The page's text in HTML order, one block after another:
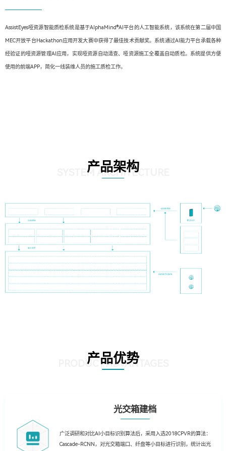
AssistEyes哑资源智能质检系统是基于AlphaMind®AI平台的人工智能系统，该系统在第二届中国
MEC开放平台Hackathon应用开发大赛中获得了最佳技术贡献奖。系统通过AI能力平台承载各种
经验证的哑资源管理AI应用，实现哑资源自动清查、哑资源施工全覆盖自动质检。系统提供方便
使用的前端APP，简化一线装维人员的施工质检工作。
产品架构
SYSTEM ARCHITECTURE
产品优势
PRODUCT ADVANTAGES
光交箱建档
广泛调研和对比AI小目标识别算法后，采用入选2018CPVR的算法：
Cascade-RCNN，对光交箱端口、纤盘等小目标进行识别，统计出光